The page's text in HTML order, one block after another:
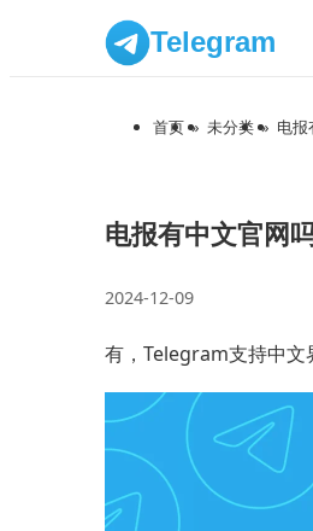
Telegram
首页 » 未分类 » 电报
电报有中文官网
2024-12-09
有，Telegram支持中文